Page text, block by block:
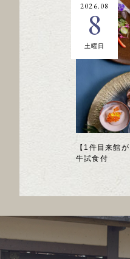
【1件目来館
牛試食付
2026.08
8
土曜日